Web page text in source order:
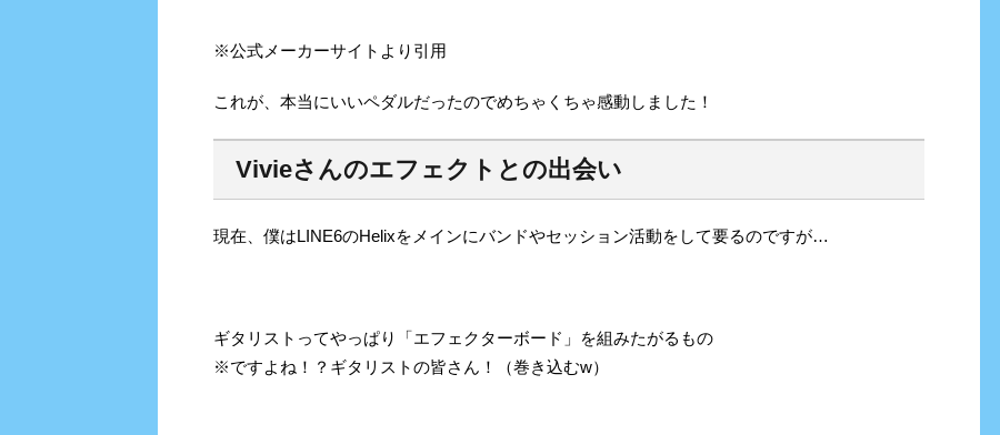
※公式メーカーサイトより引用
これが、本当にいいペダルだったのでめちゃくちゃ感動しました！
Vivieさんのエフェクトとの出会い
現在、僕はLINE6のHelixをメインにバンドやセッション活動をして要るのですが…
ギタリストってやっぱり「エフェクターボード」を組みたがるもの
※ですよね！？ギタリストの皆さん！（巻き込むw）